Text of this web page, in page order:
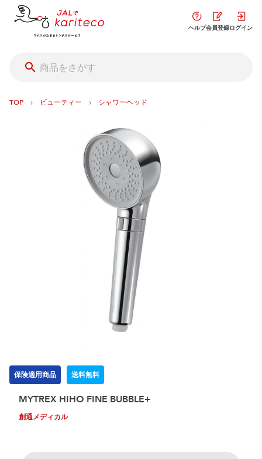
ヘルプ会員登録ログイン
TOP › ビューティー › シャワーヘッド
保険適用商品 送料無料
MYTREX HIHO FINE BUBBLE+
創通メディカル